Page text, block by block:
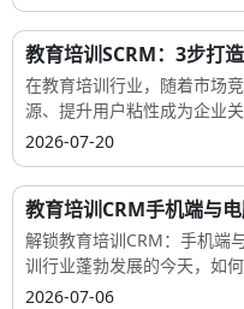
教育培训SCRM：3步打
在教育培训行业，随着市场
源、提升用户粘性成为企业
2026-07-20
教育培训CRM手机端与
解锁教育培训CRM：手机端
训行业蓬勃发展的今天，如
2026-07-06